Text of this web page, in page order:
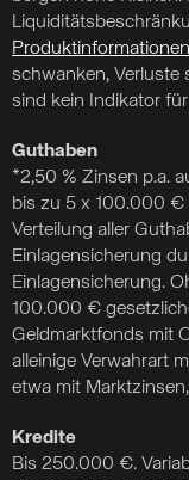
Produktinformationen
schwanken, Verluste
sind kein Indikator
Guthaben
*2,50 % Zinsen p.a.
bis zu 5 x 100.000 €
Verteilung aller
Einlagensicherung
Einlagensicherung.
100.000 €
Geldmarktfonds mit
alleinige Verwahrart
etwa mit
Kredite
Bis 250.000 €.